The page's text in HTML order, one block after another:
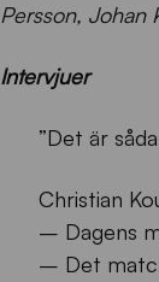
Persson, Johan
Intervjuer
”Det är
Christian
– Dagens
– Det